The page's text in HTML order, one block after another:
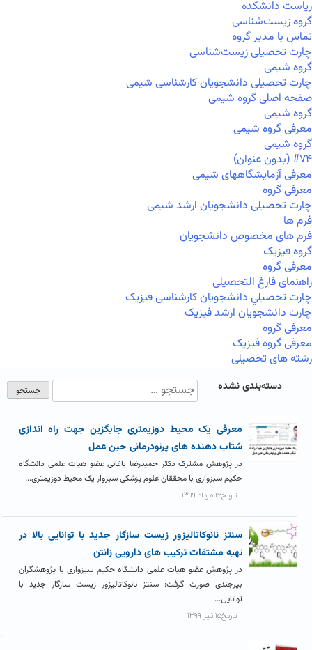
ریاست دانشکده
گروه زیست‌شناسی
تماس با مدیر گروه
چارت تحصیلی زیست‌شناسی
گروه شیمی
چارت تحصیلی دانشجویان کارشناسی شیمی
صفحه اصلی گروه شیمی
گروه شیمی
معرفی گروه شیمی
گروه شیمی
#۷۴ (بدون عنوان)
معرفی آزمایشگاههای شیمی
معرفی گروه
چارت تحصیلی دانشجویان ارشد شیمی
فرم ها
فرم های مخصوص دانشجویان
گروه فیزیک
معرفی گروه
راهنمای فارغ التحصیلی
چارت تحصيلي دانشجویان کارشناسی فیزیک
چارت دانشجویان ارشد فیزیک
معرفی گروه
معرفی گروه فیزیک
رشته های تحصیلی
دسته‌بندی نشده
معرفی یک محیط دوزیمتری جایگزین جهت راه اندازی
شتاب دهنده های پرتودرمانی حین عمل
در پژوهش مشترک دکتر حمیدرضا باغانی عضو هیات علمی دانشگاه
حکیم سبزواری با محققان علوم پزشکی سبزوار یک محیط دوزیمتری...
تاریخ۱۶ مرداد ۱۳۹۹
سنتز نانوکاتالیزور زیست سازگار جدید با توانایی بالا در
تهیه مشتقات ترکیب های دارویی زانتن
در پژوهش عضو هیات علمی دانشگاه حکیم سبزواری با پژوهشگران
بیرجندی صورت گرفت: سنتز نانوکاتالیزور زیست سازگار جدید با
توانایی...
تاریخ۱۵ تیر ۱۳۹۹